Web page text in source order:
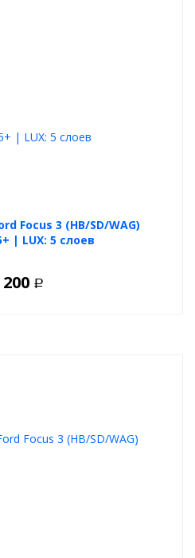
Focus 3 (HB/SD/WAG)
| LUX: 5 слоев
200 Р